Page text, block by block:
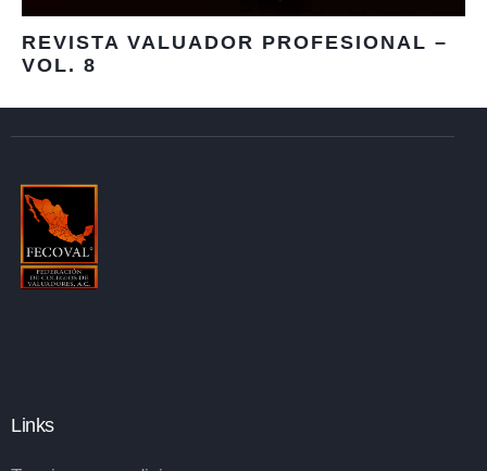
REVISTA VALUADOR PROFESIONAL –
VOL. 8
Links